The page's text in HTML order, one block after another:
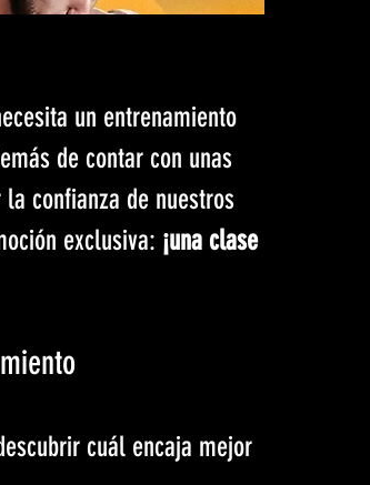
un entrenamiento
de contar con unas
confianza de nuestros
exclusiva: ¡una clase
cuál encaja mejor